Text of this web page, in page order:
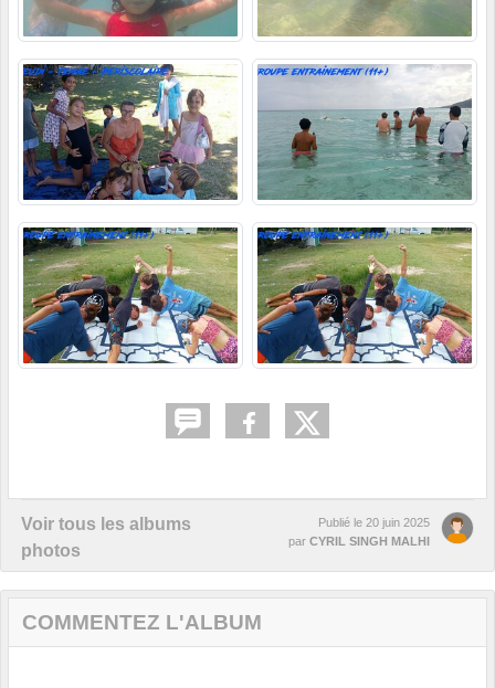
Voir tous les albums
photos
Publié le 20 juin 2025
par CYRIL SINGH MALHI
COMMENTEZ L'ALBUM